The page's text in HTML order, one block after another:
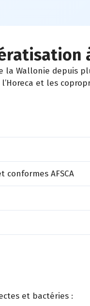
la Wallonie depuis
et les
conformes AFSCA
et bactéries :